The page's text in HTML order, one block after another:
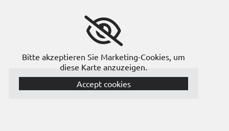
Bitte akzeptieren Sie Marketing-Cookies, um
diese Karte anzuzeigen.
Accept cookies